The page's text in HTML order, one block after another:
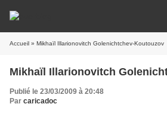
Accueil » Mikhaïl Illarionovitch Golenichtchev-Koutouzov
Mikhaïl Illarionovitch
Publié le 23/03/2009 à 20:48
Par caricadoc